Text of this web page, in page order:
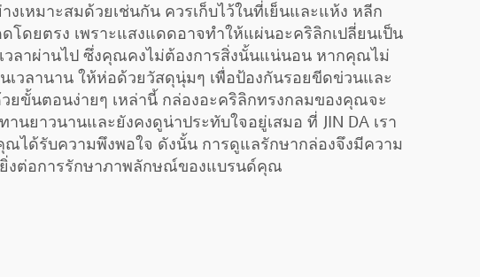
งเหมาะสมด้วยเช่นกัน ควรเก็บไว้ในที่เย็นและแห้ง หลีก
โดยตรง เพราะแสงแดดอาจทำให้แผ่นอะคริลิกเปลี่ยนเป็น
เวลาผ่านไป ซึ่งคุณคงไม่ต้องการสิ่งนั้นแน่นอน หากคุณไม่
เวลานาน ให้ห่อด้วยวัสดุนุ่มๆ เพื่อป้องกันรอยขีดข่วนและ
ยขั้นตอนง่ายๆ เหล่านี้ กล่องอะคริลิกทรงกลมของคุณจะ
นยาวนานและยังคงดูน่าประทับใจอยู่เสมอ ที่ JIN DA เรา
ณได้รับความพึงพอใจ ดังนั้น การดูแลรักษากล่องจึงมีความ
งต่อการรักษาภาพลักษณ์ของแบรนด์คุณ